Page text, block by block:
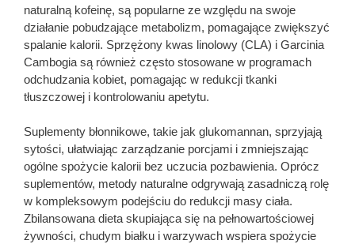
naturalną kofeinę, są popularne ze względu na swoje
działanie pobudzające metabolizm, pomagające zwiększyć
spalanie kalorii. Sprzężony kwas linolowy (CLA) i Garcinia
Cambogia są również często stosowane w programach
odchudzania kobiet, pomagając w redukcji tkanki
tłuszczowej i kontrolowaniu apetytu.
Suplementy błonnikowe, takie jak glukomannan, sprzyjają
sytości, ułatwiając zarządzanie porcjami i zmniejszając
ogólne spożycie kalorii bez uczucia pozbawienia. Oprócz
suplementów, metody naturalne odgrywają zasadniczą rolę
w kompleksowym podejściu do redukcji masy ciała.
Zbilansowana dieta skupiająca się na pełnowartościowej
żywności, chudym białku i warzywach wspiera spożycie